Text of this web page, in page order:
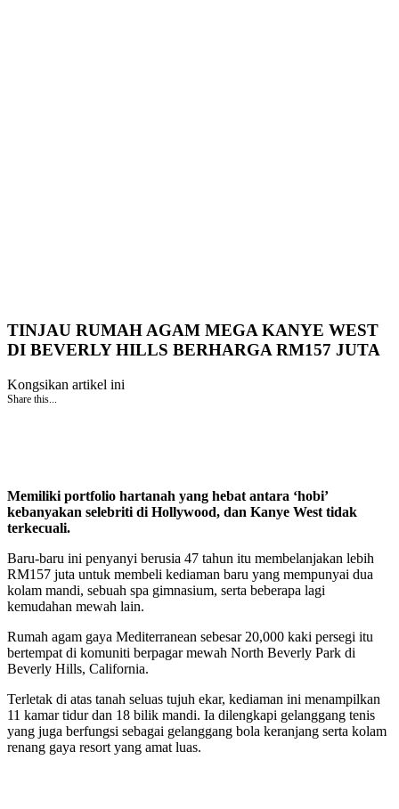
TINJAU RUMAH AGAM MEGA KANYE WEST
DI BEVERLY HILLS BERHARGA RM157 JUTA
Kongsikan artikel ini
Share this...
Memiliki portfolio hartanah yang hebat antara ‘hobi’
kebanyakan selebriti di Hollywood, dan Kanye West tidak
terkecuali.
Baru-baru ini penyanyi berusia 47 tahun itu membelanjakan lebih
RM157 juta untuk membeli kediaman baru yang mempunyai dua
kolam mandi, sebuah spa gimnasium, serta beberapa lagi
kemudahan mewah lain.
Rumah agam gaya Mediterranean sebesar 20,000 kaki persegi itu
bertempat di komuniti berpagar mewah North Beverly Park di
Beverly Hills, California.
Terletak di atas tanah seluas tujuh ekar, kediaman ini menampilkan
11 kamar tidur dan 18 bilik mandi. Ia dilengkapi gelanggang tenis
yang juga berfungsi sebagai gelanggang bola keranjang serta kolam
renang gaya resort yang amat luas.